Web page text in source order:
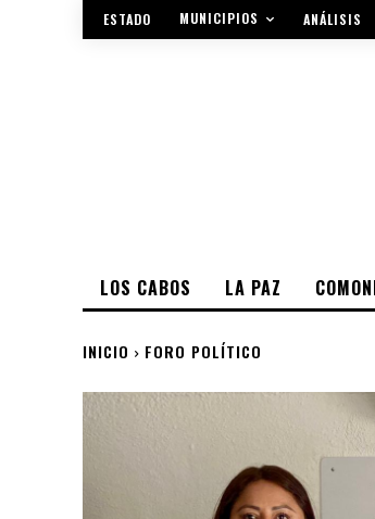
ESTADO MUNICIPIOS ANÁLISIS
LOS CABOS LA PAZ
INICIO FORO POLÍTICO